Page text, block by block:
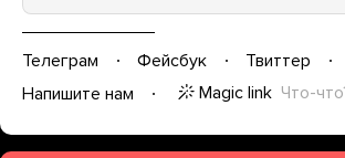
Телеграм Фейсбук Твиттер
Напишите нам
Magic link Что-